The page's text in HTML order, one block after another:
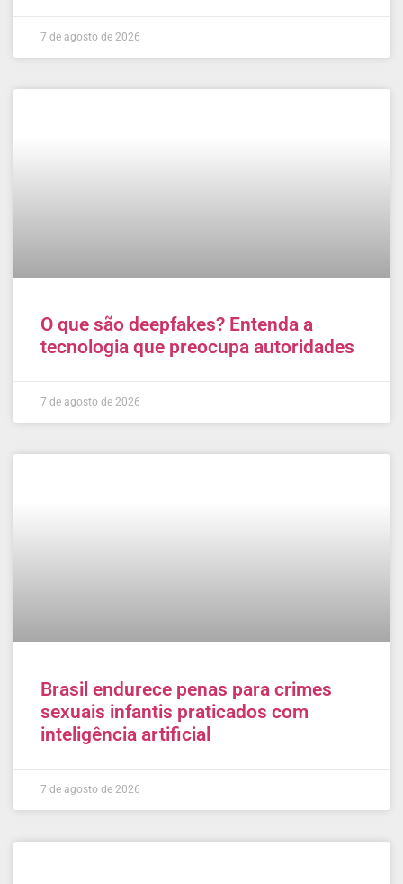
7 de agosto de 2026
O que são deepfakes? Entenda a
tecnologia que preocupa autoridades
7 de agosto de 2026
Brasil endurece penas para crimes
sexuais infantis praticados com
inteligência artificial
7 de agosto de 2026